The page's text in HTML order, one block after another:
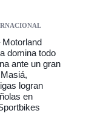
domina todo
ante un gran
logran
en